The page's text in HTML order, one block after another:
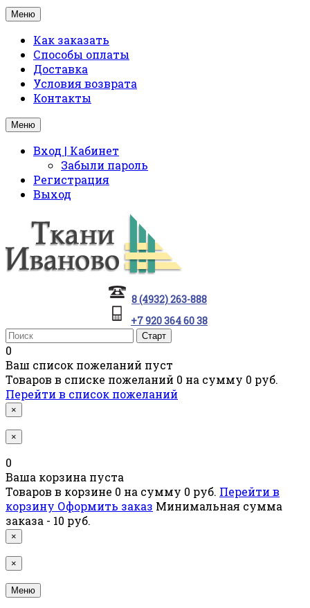
Меню
Как заказать
Способы оплаты
Доставка
Условия возврата
Контакты
Меню
Вход | Кабинет
Забыли пароль
Регистрация
Выход
8 (4932) 263-888
+7 920 364 60 38
0
Ваш список пожеланий пуст
Товаров в списке пожеланий 0 на сумму 0 руб.
Перейти в список пожеланий
×
×
0
Ваша корзина пуста
Товаров в корзине 0 на сумму 0 руб. Перейти в
корзину Оформить заказ Минимальная сумма
заказа - 10 руб.
×
×
Меню